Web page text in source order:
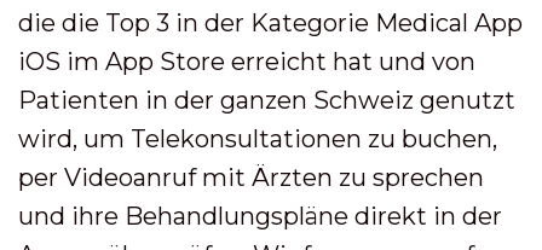
die die Top 3 in der Kategorie Medical App
iOS im App Store erreicht hat und von
Patienten in der ganzen Schweiz genutzt
wird, um Telekonsultationen zu buchen,
per Videoanruf mit Ärzten zu sprechen
und ihre Behandlungspläne direkt in der